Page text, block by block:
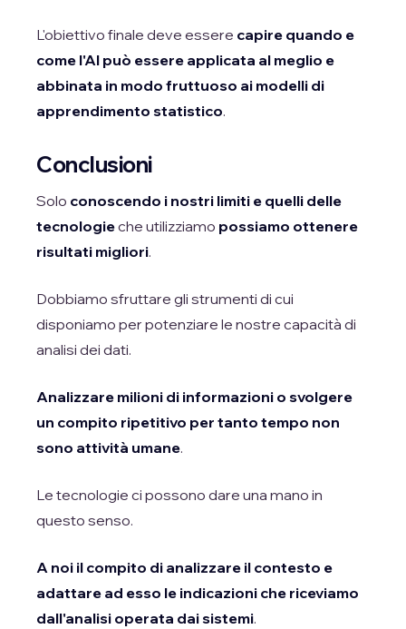
L'obiettivo finale deve essere capire quando e
come l'AI può essere applicata al meglio e
abbinata in modo fruttuoso ai modelli di
apprendimento statistico.
Conclusioni
Solo conoscendo i nostri limiti e quelli delle
tecnologieche utilizziamo possiamo ottenere
risultati migliori.
Dobbiamo sfruttare gli strumenti di cui
disponiamo per potenziare le nostre capacità di
analisi dei dati.
Analizzare milioni di informazioni o svolgere
un compito ripetitivo per tanto tempo non
sono attività umane.
Le tecnologie ci possono dare una mano in
questo senso.
A noi il compito di analizzare il contesto e
adattare ad esso le indicazioni che riceviamo
dall'analisi operata dai sistemi.